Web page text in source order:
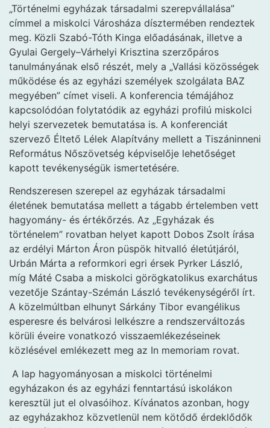
„Történelmi egyházak társadalmi szerepvállalása”
címmel a miskolci Városháza dísztermében rendeztek
meg. Közli Szabó-Tóth Kinga előadásának, illetve a
Gyulai Gergely–Várhelyi Krisztina szerzőpáros
tanulmányának első részét, mely a „Vallási közösségek
működése és az egyházi személyek szolgálata BAZ
megyében” címet viseli. A konferencia témájához
kapcsolódóan folytatódik az egyházi profilú miskolci
helyi szervezetek bemutatása is. A konferenciát
szervező Éltető Lélek Alapítvány mellett a Tiszáninneni
Református Nőszövetség képviselője lehetőséget
kapott tevékenységük ismertetésére.
Rendszeresen szerepel az egyházak társadalmi
életének bemutatása mellett a tágabb értelemben vett
hagyomány- és értékőrzés. Az „Egyházak és
történelem” rovatban helyet kapott Dobos Zsolt írása
az erdélyi Márton Áron püspök hitvalló életútjáról,
Urbán Márta a reformkori egri érsek Pyrker László,
míg Máté Csaba a miskolci görögkatolikus exarchátus
vezetője Szántay-Szémán László tevékenységéről írt.
A közelmúltban elhunyt Sárkány Tibor evangélikus
esperesre és belvárosi lelkészre a rendszerváltozás
körüli éveire vonatkozó visszaemlékezéseinek
közlésével emlékezett meg az In memoriam rovat.
A lap hagyományosan a miskolci történelmi
egyházakon és az egyházi fenntartású iskolákon
keresztül jut el olvasóihoz. Kívánatos azonban, hogy
az egyházakhoz közvetlenül nem kötődő érdeklődők